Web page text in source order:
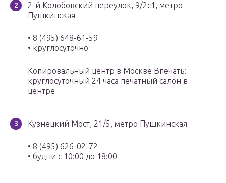
2-й Колобовский переулок, 9/2с1, метро
Пушкинская
• 8 (495) 648-61-59
• круглосуточно
Копировальный центр в Москве Впечать:
круглосуточный 24 часа печатный салон в
центре
Кузнецкий Мост, 21/5, метро Пушкинская
• 8 (495) 626-02-72
• будни с 10:00 до 18:00